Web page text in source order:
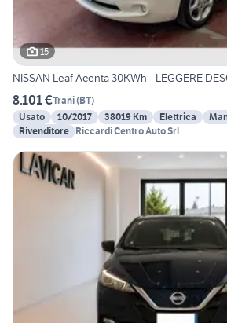
15
NISSAN Leaf Acenta 30KWh - LEGGERE
8.101 €Trani(BT)
Usato
10/2017 38019 Km Elettrica
Rivenditore Riccardi Centro Auto Srl